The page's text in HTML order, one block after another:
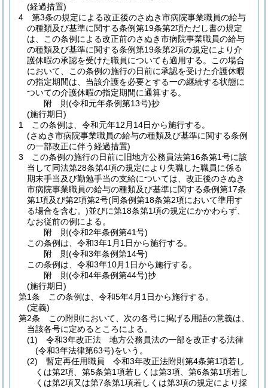
(経過措置)
4
第3条の規定による改正後のさぬき市病院事業職員の給与
の種類及び基準に関する条例第19条第2項ただし書の規定
は、この条例による改正前のさぬき市病院事業職員の給与
の種類及び基準に関する条例第19条第2項の規定により介
護休暇の承認を受けた職員についても適用する。
この場合
において、この条例の施行の日前に承認を受けた介護休暇
の指定期間は、当該介護を必要とする一の継続する状態に
ついての介護休暇の指定期間に通算する。
附 則(令和元年条例第13号)抄
(施行期日)
1
この条例は、令和元年12月14日から施行する。
(さぬき市病院事業職員の給与の種類及び基準に関する条例
の一部改正に伴う経過措置)
3
この条例の施行の日前に旧地方公務員法第16条第1号に該
当して同法第28条第4項の規定により失職した職員に係る
期末手当及び勤勉手当の支給については、改正後のさぬき
市病院事業職員の給与の種類及び基準に関する条例第17条
第1項及び第2項第2号(同条例第18条第2項において準用す
る場合を含む。)並びに第18条第1項の規定にかかわらず、
なお従前の例による。
附 則(令和2年条例第41号)
この条例は、令和3年1月1日から施行する。
附 則(令和3年条例第14号)
この条例は、令和3年10月1日から施行する。
附 則(令和4年条例第44号)抄
(施行期日)
第1条
この条例は、令和5年4月1日から施行する。
(定義)
第2条
この附則において、次の各号に掲げる用語の意義は、
当該各号に定めるところによる。
(1)
令和3年改正法 地方公務員法の一部を改正する法律
(令和3年法律第63号)をいう。
(2)
暫定再任用職員 令和3年改正法附則第4条第1項若し
くは第2項、第5条第1項若しくは第3項、第6条第1項若し
くは第2項又は第7条第1項若しくは第3項の規定により採